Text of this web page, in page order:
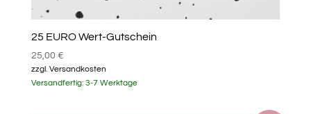
25 EURO Wert-Gutschein
25,00 €
zzgl. Versandkosten
Versandfertig: 3-7 Werktage